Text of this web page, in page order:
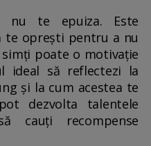
nu te epuiza. Este
te oprești pentru a nu
poate o motivație
ideal să reflectezi la
și la cum acestea te
dezvolta talentele
cauți recompense